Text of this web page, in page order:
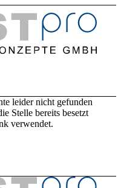
leider nicht gefunden
Stelle bereits besetzt
verwendet.